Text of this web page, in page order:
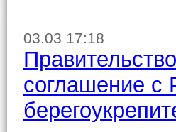
03.03 17:18
соглашение с